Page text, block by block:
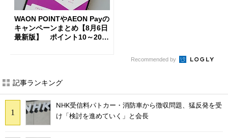
WAON POINTやAEON Payの
キャンペーンまとめ【8月6日
最新版】 ポイント10～20倍
Recommended by
記事ランキング
NHK受信料パトカー・消防車から徴収問題、猛反発を受
け「検討を進めていく」と会長